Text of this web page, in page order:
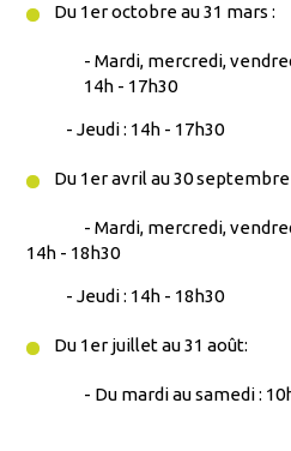
Du 1er octobre au 31 mars :
- Mardi, mercredi,
14h - 17h30
- Jeudi : 14h - 17h30
Du 1er avril au 30 septembre
- Mardi, mercredi,
14h - 18h30
- Jeudi : 14h - 18h30
Du 1er juillet au 31 août:
- Du mardi au samedi :